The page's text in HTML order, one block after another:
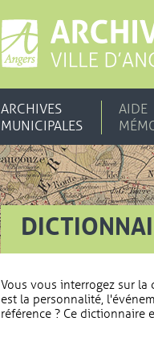
ARCHIVES
MUNICIPALES
AIDE
Vous vous interrogez sur
est la personnalité,
référence ? Ce dictionnaire